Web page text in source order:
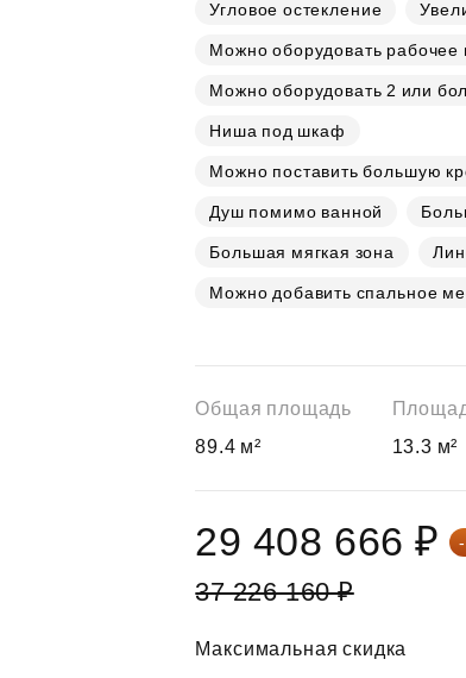
37 226 160 ₽
29 408 666 ₽
Максимальная скидка
Угловое остекление
Можно оборудовать рабочее
Можно оборудовать 2 или
Ниша под шкаф
Можно поставить большую
Душ помимо ванной
Большая мягкая зона
Можно добавить спальное
Общая площадь
89.4 м²
13.3 м²